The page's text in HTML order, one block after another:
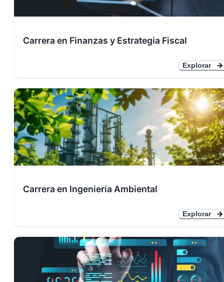
Carrera en Finanzas y Estrategia Fiscal
Explorar
Carrera en Ingeniería Ambiental
Explorar